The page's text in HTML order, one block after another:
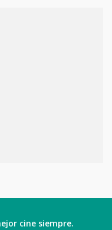
cine siempre.